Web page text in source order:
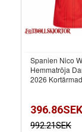
Spanien Nico
Hemmatröja
2026 Kortärmad
396.86SEK
992.21SEK